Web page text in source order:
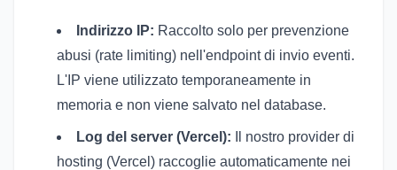
Indirizzo IP: Raccolto solo per prevenzione
abusi (rate limiting) nell'endpoint di invio eventi.
L'IP viene utilizzato temporaneamente in
memoria e non viene salvato nel database.
Log del server (Vercel): Il nostro provider di
hosting (Vercel) raccoglie automaticamente nei